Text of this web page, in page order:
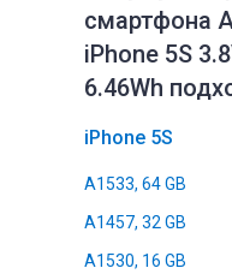
смартфона
iPhone 5S
6.46Wh
iPhone 5S
A1533, 64 GB
A1457, 32 GB
A1530, 16 GB